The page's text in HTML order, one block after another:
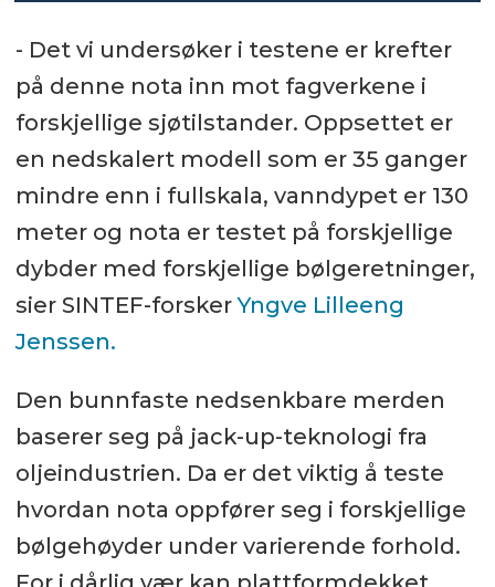
- Det vi undersøker i testene er krefter
på denne nota inn mot fagverkene i
forskjellige sjøtilstander. Oppsettet er
en nedskalert modell som er 35 ganger
mindre enn i fullskala, vanndypet er 130
meter og nota er testet på forskjellige
dybder med forskjellige bølgeretninger,
sier SINTEF-forskerYngve Lilleeng
Jenssen.
Den bunnfaste nedsenkbare merden
baserer seg på jack-up-teknologi fra
oljeindustrien. Da er det viktig å teste
hvordan nota oppfører seg i forskjellige
bølgehøyder under varierende forhold.